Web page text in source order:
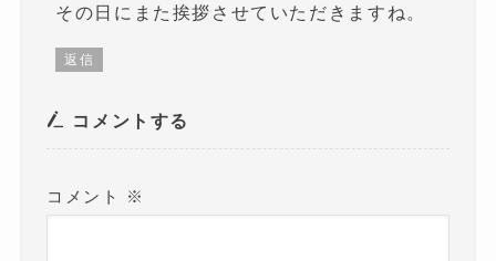
その日にまた挨拶させていただきますね。
返信
コメントする
コメント ※